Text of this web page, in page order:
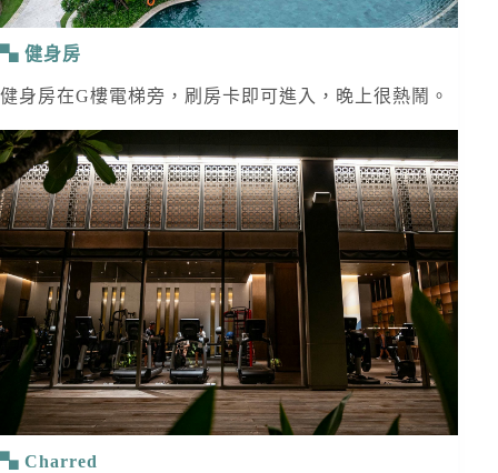
健身房
健身房在G樓電梯旁，刷房卡即可進入，晚上很熱鬧。
Charred